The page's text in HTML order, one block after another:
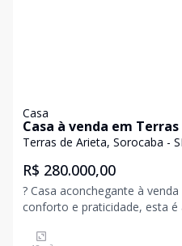
Casa
Casa à venda em
Sorocaba
Terras de Arieta, Sorocaba -
R$ 280.000,00
? Casa aconchegante à venda Se você busca
conforto e praticidade, esta é
cozinha funcional e